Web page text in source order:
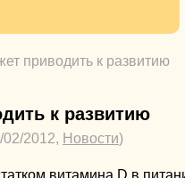
приводить к развитию
к развитию
2012, Новости)
витамина D в